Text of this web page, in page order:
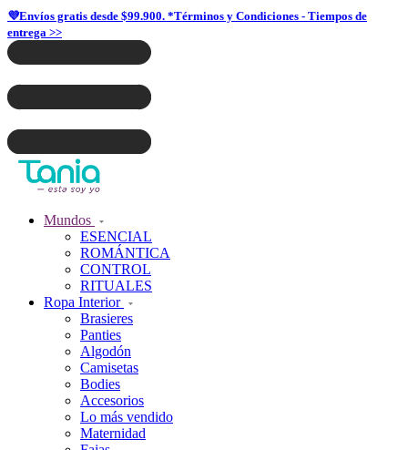
💜Envíos gratis desde $99.900. *Términos y Condiciones - Tiempos de
entrega >>
Mundos
ESENCIAL
ROMÁNTICA
CONTROL
RITUALES
Ropa Interior
Brasieres
Panties
Algodón
Camisetas
Bodies
Accesorios
Lo más vendido
Maternidad